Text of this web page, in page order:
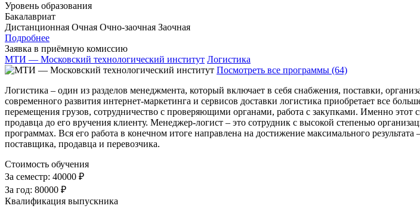
Уровень образования
Бакалавриат
Дистанционная Очная Очно-заочная Заочная
Подробнее
Заявка в приёмную комиссию
МТИ — Московский технологический институт Логистика
Посмотреть все программы (64)
Логистика – один из разделов менеджмента, который включает в себя снабжения, поставки,
современного развития интернет-маркетинга и сервисов доставки логистика приобретает все
перемещения грузов, сотрудничество с проверяющими органами, работа с закупками. Именно этот
продавца до его вручения клиенту. Менеджер-логист – это сотрудник с высокой степенью
программах. Вся его работа в конечном итоге направлена на достижение максимального
поставщика, продавца и перевозчика.
Стоимость обучения
За семестр: 40000 ₽
За год: 80000 ₽
Квалификация выпускника